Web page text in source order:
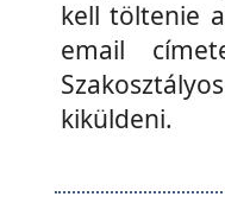
kell töltenie
email
kiküldeni.